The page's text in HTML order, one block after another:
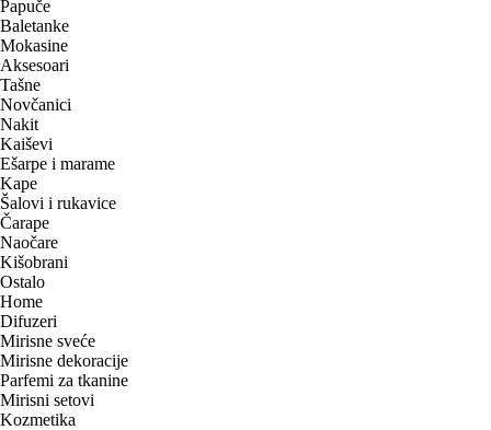
Papuče
Baletanke
Mokasine
Aksesoari
Tašne
Novčanici
Nakit
Kaiševi
Ešarpe i marame
Kape
Šalovi i rukavice
Čarape
Naočare
Kišobrani
Ostalo
Home
Difuzeri
Mirisne sveće
Mirisne dekoracije
Parfemi za tkanine
Mirisni setovi
Kozmetika